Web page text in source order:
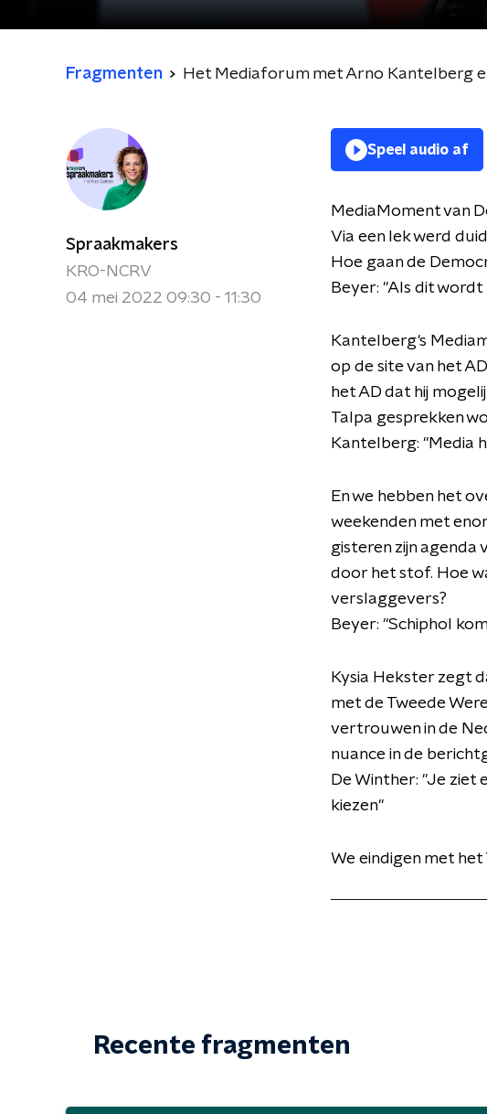
Fragmenten Het Mediaforum met Arno Kantelberg
Spraakmakers
KRO-NCRV
04 mei 2022 09:30 - 11:30
Speel audio af
MediaMoment van
Via een lek werd
Hoe gaan de
Beyer: "Als dit
Kantelberg's
op de site van het
het AD dat hij
Talpa gesprekken
Kantelberg: "Media
En we hebben het
weekenden met
gisteren zijn agenda
door het stof. Hoe
verslaggevers?
Beyer: "Schiphol
Kysia Hekster zegt
met de Tweede
vertrouwen in de
nuance in de
De Winther: "Je ziet
kiezen"
We eindigen met
Recente fragmenten